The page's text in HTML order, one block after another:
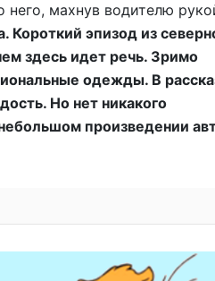
махнув водителю
Короткий эпизод из
здесь идет речь. Зримо
одежды. В
Но нет никакого
произведении